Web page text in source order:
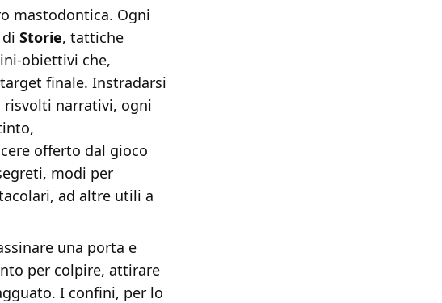
mastodontica. Ogni
Storie, tattiche
obiettivi che,
finale. Instradarsi
risvolti narrativi, ogni
offerto dal gioco
modi per
ad altre utili a
una porta e
per colpire, attirare
I confini, per lo